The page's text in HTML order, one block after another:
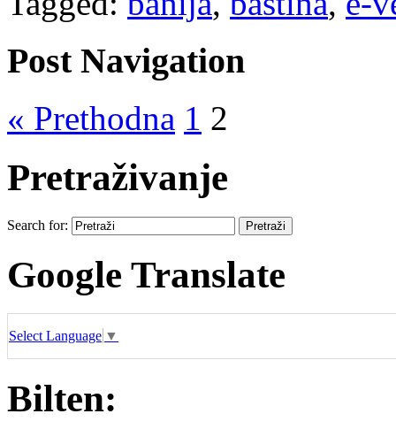
Post Navigation
« Prethodna 1 2
Pretraživanje
Search for:
Google Translate
Select Language ▼
Bilten: